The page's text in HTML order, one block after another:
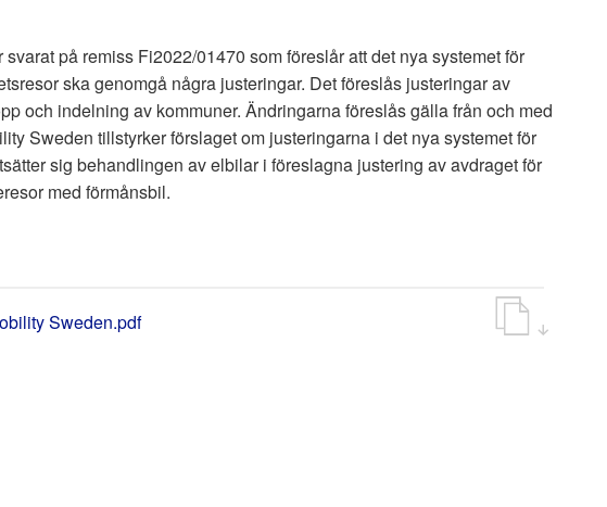
på remiss Fi2022/01470 som föreslår att det nya systemet för
ska genomgå några justeringar. Det föreslås justeringar av
och indelning av kommuner. Ändringarna föreslås gälla från och med
Sweden tillstyrker förslaget om justeringarna i det nya systemet för
sig behandlingen av elbilar i föreslagna justering av avdraget för
med förmånsbil.
Sweden.pdf